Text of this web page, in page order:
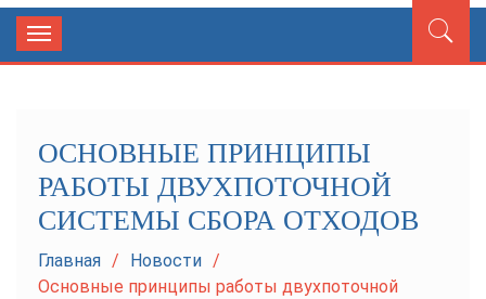
Toggle
navigation
ОСНОВНЫЕ ПРИНЦИПЫ
РАБОТЫ ДВУХПОТОЧНОЙ
СИСТЕМЫ СБОРА ОТХОДОВ
Главная
Новости
Основные принципы работы двухпоточной